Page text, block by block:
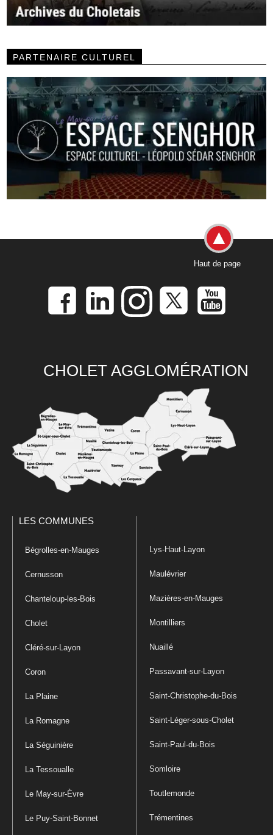
PARTENAIRE CULTUREL
Haut de page
CHOLET AGGLOMÉRATION
LES COMMUNES
Bégrolles-en-Mauges
Cernusson
Chanteloup-les-Bois
Cholet
Cléré-sur-Layon
Coron
La Plaine
La Romagne
La Séguinière
La Tessoualle
Le May-sur-Èvre
Le Puy-Saint-Bonnet
Lys-Haut-Layon
Maulévrier
Mazières-en-Mauges
Montilliers
Nuaillé
Passavant-sur-Layon
Saint-Christophe-du-Bois
Saint-Léger-sous-Cholet
Saint-Paul-du-Bois
Somloire
Toutlemonde
Trémentines